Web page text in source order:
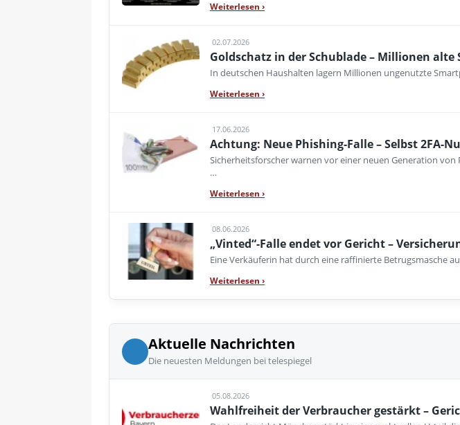
Weiterlesen ›
02.07.2026
Goldschatz in der Schublade – Millionen
In deutschen Haushalten lagern Millionen ungenutzte
Weiterlesen ›
17.06.2026
Achtung: Neue Phishing-Falle – Selbst 2FA-
Sicherheitsforscher warnen vor einer neuen Generation
…
Weiterlesen ›
08.06.2026
„Vinted“-Falle endet vor Gericht –
Eine Verkäuferin hat durch eine raffinierte Betrugsmasche
Weiterlesen ›
Aktuelle Nachrichten
Die neuesten Meldungen bei telespiegel
05.08.2026
Wahlfreiheit der Verbraucher gestärkt –